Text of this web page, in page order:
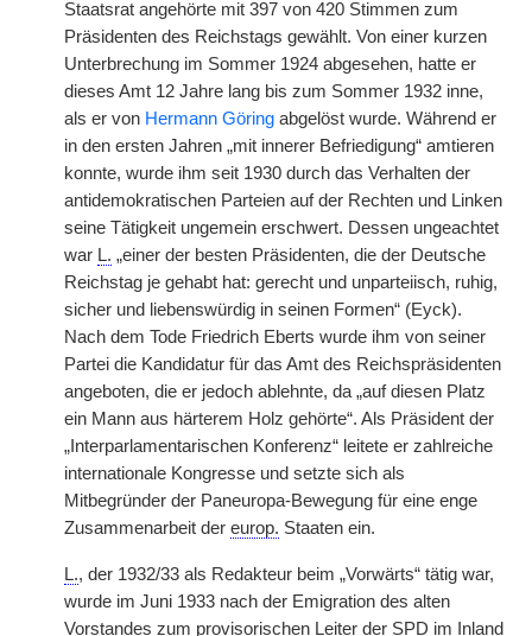
Staatsrat angehörte mit 397 von 420 Stimmen zum
Präsidenten des Reichstags gewählt. Von einer kurzen
Unterbrechung im Sommer 1924 abgesehen, hatte er
dieses Amt 12 Jahre lang bis zum Sommer 1932 inne,
als er von Hermann Göring abgelöst wurde. Während er
in den ersten Jahren „mit innerer Befriedigung“ amtieren
konnte, wurde ihm seit 1930 durch das Verhalten der
antidemokratischen Parteien auf der Rechten und Linken
seine Tätigkeit ungemein erschwert. Dessen ungeachtet
war L. „einer der besten Präsidenten, die der Deutsche
Reichstag je gehabt hat: gerecht und unparteiisch, ruhig,
sicher und liebenswürdig in seinen Formen“ (Eyck).
Nach dem Tode Friedrich Eberts wurde ihm von seiner
Partei die Kandidatur für das Amt des Reichspräsidenten
angeboten, die er jedoch ablehnte, da „auf diesen Platz
ein Mann aus härterem Holz gehörte“. Als Präsident der
„Interparlamentarischen Konferenz“ leitete er zahlreiche
internationale Kongresse und setzte sich als
Mitbegründer der Paneuropa-Bewegung für eine enge
Zusammenarbeit der europ. Staaten ein.
L., der 1932/33 als Redakteur beim „Vorwärts“ tätig war,
wurde im Juni 1933 nach der Emigration des alten
Vorstandes zum provisorischen Leiter der SPD im Inland